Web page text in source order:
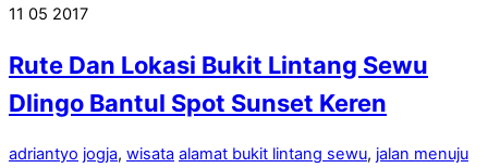
11 05 2017
Rute Dan Lokasi Bukit Lintang Sewu
Dlingo Bantul Spot Sunset Keren
adriantyo jogja, wisata alamat bukit lintang sewu, jalan menuju